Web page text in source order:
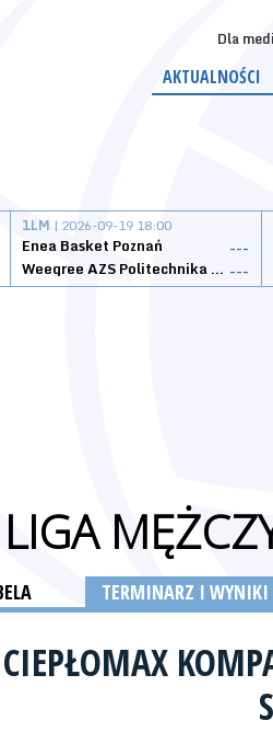
Dla
AKTUALNOŚCI
1LM | 2026-09-19 18:00
Enea Basket Poznań
---
Weegree AZS Politechnika Opolska ---
TERMINARZ I WYNIKI